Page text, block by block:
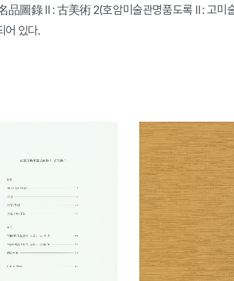
品圖錄 Ⅱ : 古美術 2(호암미술관명품도록 Ⅱ : 고미
있다.